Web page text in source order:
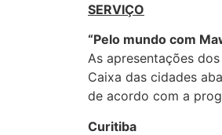
SERVIÇO
“Pelo mundo com
As apresentações
Caixa das cidades
de acordo com a
Curitiba